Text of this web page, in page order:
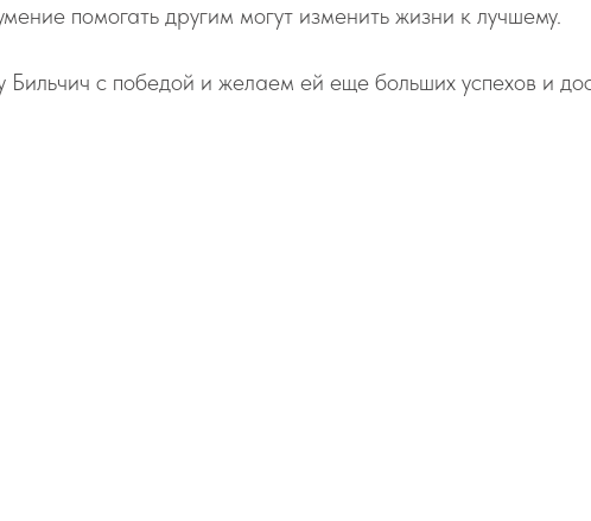
помогать другим могут изменить жизни к лучшему.
с победой и желаем ей еще больших успехов и